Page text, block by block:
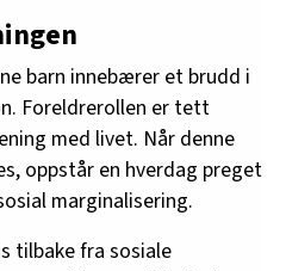
barn innebærer et brudd i
Foreldrerollen er tett
med livet. Når denne
oppstår en hverdag preget
marginalisering.
tilbake fra sosiale